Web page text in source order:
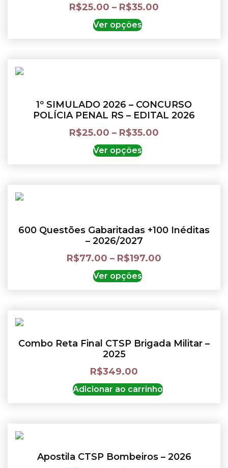
R$25.00 – R$35.00
Ver opções
1º SIMULADO 2026 – CONCURSO
POLÍCIA PENAL RS – EDITAL 2026
R$25.00 – R$35.00
Ver opções
600 Questões Gabaritadas +100 Inéditas
– 2026/2027
R$77.00 – R$197.00
Ver opções
Combo Reta Final CTSP Brigada Militar –
2025
R$349.00
Adicionar ao carrinho
Apostila CTSP Bombeiros – 2026